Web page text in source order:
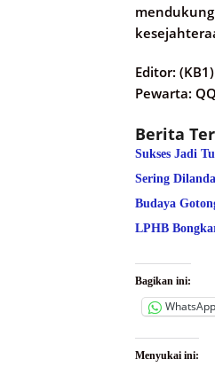
Editor:
Pewarta: QQ
Berita
Sukses Jadi
Sering
Budaya
LPHB
Bagikan ini:
WhatsApp
Menyukai ini: